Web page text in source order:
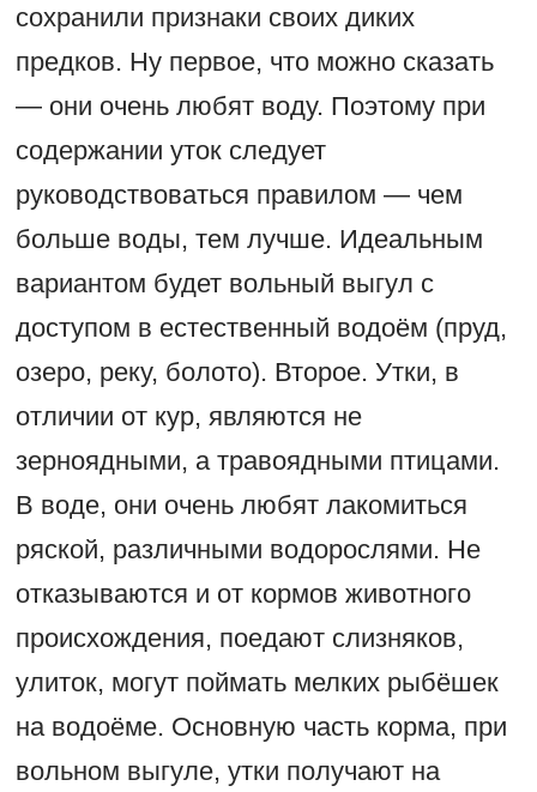
сохранили признаки своих диких
предков. Ну первое, что можно сказать
— они очень любят воду. Поэтому при
содержании уток следует
руководствоваться правилом — чем
больше воды, тем лучше. Идеальным
вариантом будет вольный выгул с
доступом в естественный водоём (пруд,
озеро, реку, болото). Второе. Утки, в
отличии от кур, являются не
зерноядными, а травоядными птицами.
В воде, они очень любят лакомиться
ряской, различными водорослями. Не
отказываются и от кормов животного
происхождения, поедают слизняков,
улиток, могут поймать мелких рыбёшек
на водоёме. Основную часть корма, при
вольном выгуле, утки получают на